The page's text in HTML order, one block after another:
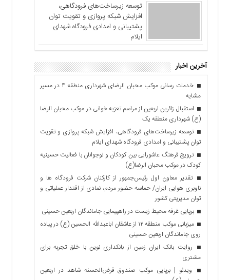
توسعه زیرساخت‌های فرودگاهی،
افزایش شبکه پروازی و تقویت توان
پشتیبانی و امدادی فرودگاه شهدای
ایلام
آخرین اخبار
خدمات رسانی موکب محبان الرضای شهرداری منطقه ۴ در مسیر
مشایه
استقبال زائرین اربعین از مراسم تعزیه خوانی در موکب محبان الرضا
(ع) شهرداری منطقه یک
توسعه زیرساخت‌های فرودگاهی، افزایش شبکه پروازی و تقویت
توان پشتیبانی و امدادی فرودگاه شهدای ایلام
ترویج فرهنگ عاشورایی بین کودکان و نوجوانان با فعالیت حسینیه
کودک در موکب محبان الرضا(ع)
تقدیر معاون اول رئیس‌جمهور از کارکنان شرکت فرودگاه ها و
ناوبری هوایی ایران/ حماسه حضور مردم، نمادی از اقتدار عملیاتی و
توان مدیریتی کشور
برپایی غرفه محیط زیست در راهپیمایی جاماندگان اربعین حسینی
میزبانی موکب منطقه ۱۲ از عاشقان اباعبدالله الحسین (ع) در پیاده
روی جاماندگان اربعین حسینی
روایت بانک ایران زمین از بانکداری نوین با خلق تجربه برای
مشتری
ویدئو | برپایی موکب صندوق قرض‌الحسنه شاهد در اربعین